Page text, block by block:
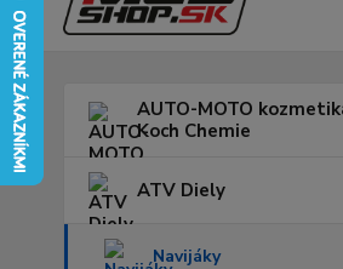
AUTO-MOTO
Koch Chemie
ATV Diely
Navijáky